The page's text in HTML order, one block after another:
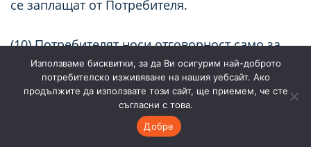
се заплащат от Потребителя.
(10) Потребителят носи отговорност само за
намалената стойност на стоките, причинена от
изпробването им, различно от необходимото,
за да установи естеството, характеристиките и
доброто им функциониране. Потребителят не
носи отговорност за намалената стойност на
Използваме бисквитки, за да Ви осигурим най-доброто
потребителско изживяване на нашия уебсайт. Ако
продължите да използвате този сайт, ще приемем, че сте
съгласни с това.
Добре